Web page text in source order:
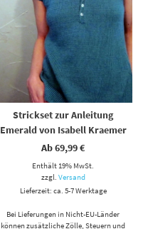
Strickset zur Anleitung
Emerald von Isabell Kraemer
Ab69,99€
Enthält 19% MwSt.
zzgl. Versand
Lieferzeit: ca. 5-7 Werktage
Bei Lieferungen in Nicht-EU-Länder
können zusätzliche Zölle, Steuern und